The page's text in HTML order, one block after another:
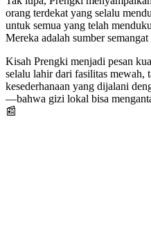
orang terdekat yang selalu
untuk semua yang telah
Mereka adalah sumber
Kisah Prengki menjadi pesan
selalu lahir dari fasilitas mewah,
kesederhanaan yang dijalani
—bahwa gizi lokal bisa
📰